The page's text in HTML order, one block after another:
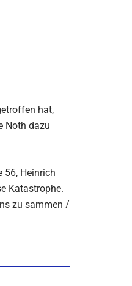
hat,
Noth dazu
56, Heinrich
Katastrophe.
zu sammen /